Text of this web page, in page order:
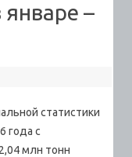
–
статистики
года с
млн тонн